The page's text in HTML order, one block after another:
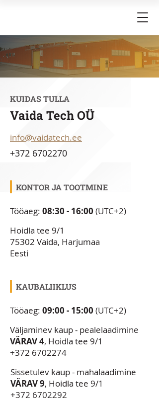
KUIDAS TULLA
Vaida Tech OÜ
info@vaidatech.ee
+372 6702270
KONTOR JA TOOTMINE
Tööaeg: 08:30 - 16:00 (UTC+2)
Hoidla tee 9/1
75302 Vaida, Harjumaa
Eesti
KAUBALIIKLUS
Tööaeg: 09:00 - 15:00 (UTC+2)
Väljaminev kaup - pealelaadimine
VÄRAV 4, Hoidla tee 9/1
+372 6702274
Sissetulev kaup - mahalaadimine
VÄRAV 9, Hoidla tee 9/1
+372 6702292